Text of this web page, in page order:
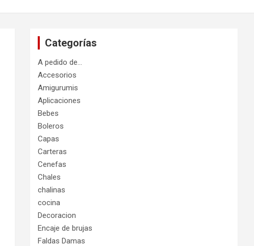
Categorías
A pedido de…
Accesorios
Amigurumis
Aplicaciones
Bebes
Boleros
Capas
Carteras
Cenefas
Chales
chalinas
cocina
Decoracion
Encaje de brujas
Faldas Damas